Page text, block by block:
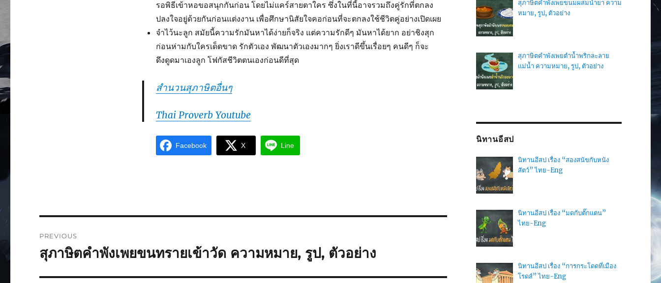
รอพิธีเข้าหอขอสนุกกันก่อน โดยไม่แคร์สายตาใคร ซึ่งในที่นี้อาจรวมถึงคู่รักที่ตกลง
ปลงใจอยู่ด้วยกันก่อนแต่งงาน เพื่อศึกษานิสัยใจคอก่อนที่จะตกลงใช้ชีวิตคู่อย่างเปิดเผย
จำไว้นะลูก สมัยนี้ความรักมันหาได้ง่ายก็จริง แต่ความรักดีๆ มันหาได้ยาก อย่าชิงสุก
ก่อนห่ามกับใครเด็ดขาด รักตัวเอง พัฒนาตัวเองมากๆ ยิ่งเราดีขึ้นเรื่อยๆ คนดีๆ ก็จะ
ดึงดูดมาเองลูก โฟกัสชีวิตตนเองก่อนดีที่สุด
สำนวนสุภาษิตอื่นๆ
Thai Proverb Youtube
Facebook X Line
PREVIOUS
สุภาษิตคำพังเพยขนทรายเข้าวัด ความหมาย, รูป, ตัวอย่าง
สุภาษิตคำพังเพยขนมผสมน้ำยา ความ
หมาย, รูป, ตัวอย่าง
สุภาษิตคำพังเพยตำน้ำพริกละลาย
แม่น้ำ ความหมาย, รูป, ตัวอย่าง
นิทานอีสป
นิทานอีสป เรื่อง “สองสนัขกับหนัง
สัตว์” ไทย-Eng
นิทานอีสป เรื่อง “มดกับตั๊กแตน”
ไทย-Eng
นิทานอีสป เรื่อง “การกระโดดที่เมือง
โรดส์” ไทย-Eng